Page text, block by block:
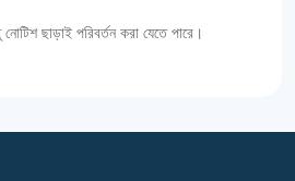
ছাড়াই পরিবর্তন করা যেতে পারে।